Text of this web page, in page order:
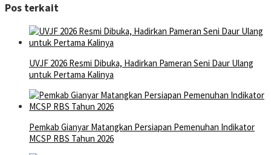
Pos terkait
UVJF 2026 Resmi Dibuka, Hadirkan Pameran Seni Daur Ulang
untuk Pertama Kalinya
Pemkab Gianyar Matangkan Persiapan Pemenuhan Indikator
MCSP RBS Tahun 2026